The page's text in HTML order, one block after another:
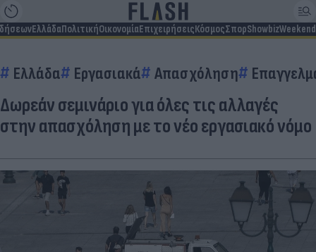
ΕλλάδαΠολιτικήΟικονομίαΕπιχειρήσειςΚόσμοςΣπορShowbizWeekend
Ελλάδα Εργασιακά Απασχόληση
Δωρεάν σεμινάριο για όλες τις αλλαγές
στην απασχόληση με το νέο εργασιακό νόμο